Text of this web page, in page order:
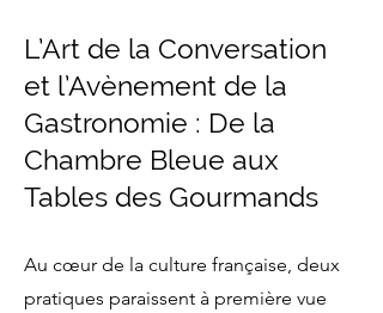
L’Art de la Conversation
et l’Avènement de la
Gastronomie : De la
Chambre Bleue aux
Tables des Gourmands
Au cœur de la culture française, deux
pratiques paraissent à première vue